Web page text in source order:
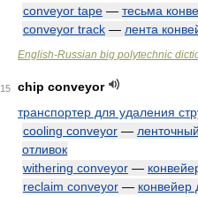
conveyor tape — тесьма
conveyor track — лента
English-Russian big polytechnic
15
chip conveyor
транспортер для удаления
cooling conveyor —
отливок
withering conveyor —
reclaim conveyor — конвейер